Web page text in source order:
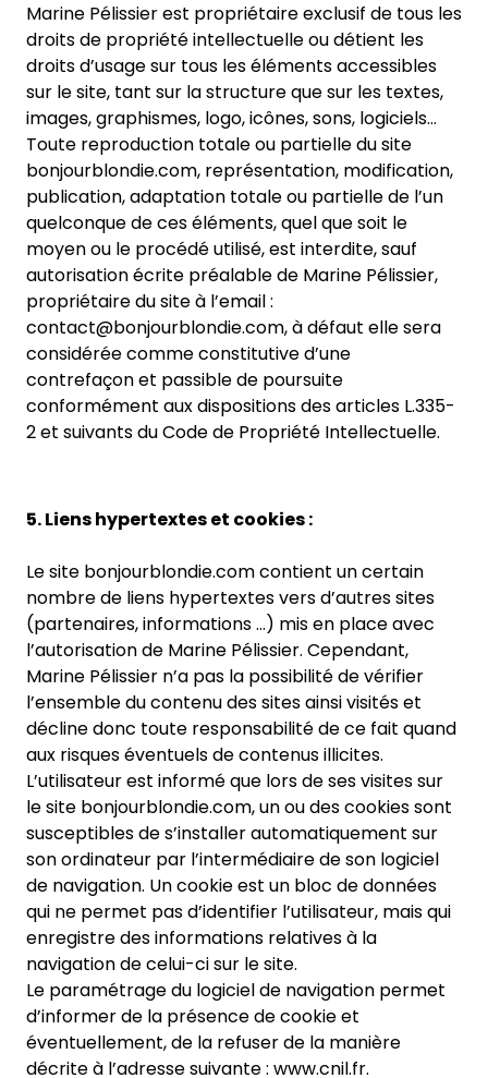
Marine Pélissier est propriétaire exclusif de tous les
droits de propriété intellectuelle ou détient les
droits d’usage sur tous les éléments accessibles
sur le site, tant sur la structure que sur les textes,
images, graphismes, logo, icônes, sons, logiciels…
Toute reproduction totale ou partielle du site
bonjourblondie.com, représentation, modification,
publication, adaptation totale ou partielle de l’un
quelconque de ces éléments, quel que soit le
moyen ou le procédé utilisé, est interdite, sauf
autorisation écrite préalable de Marine Pélissier,
propriétaire du site à l’email :
contact@bonjourblondie.com, à défaut elle sera
considérée comme constitutive d’une
contrefaçon et passible de poursuite
conformément aux dispositions des articles L.335-
2 et suivants du Code de Propriété Intellectuelle.
5. Liens hypertextes et cookies :
Le site bonjourblondie.com contient un certain
nombre de liens hypertextes vers d’autres sites
(partenaires, informations …) mis en place avec
l’autorisation de Marine Pélissier. Cependant,
Marine Pélissier n’a pas la possibilité de vérifier
l’ensemble du contenu des sites ainsi visités et
décline donc toute responsabilité de ce fait quand
aux risques éventuels de contenus illicites.
L’utilisateur est informé que lors de ses visites sur
le site bonjourblondie.com, un ou des cookies sont
susceptibles de s’installer automatiquement sur
son ordinateur par l’intermédiaire de son logiciel
de navigation. Un cookie est un bloc de données
qui ne permet pas d’identifier l’utilisateur, mais qui
enregistre des informations relatives à la
navigation de celui-ci sur le site.
Le paramétrage du logiciel de navigation permet
d’informer de la présence de cookie et
éventuellement, de la refuser de la manière
décrite à l’adresse suivante : www.cnil.fr.